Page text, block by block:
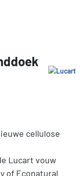
cellulose
Lucart vouw
of Econatural